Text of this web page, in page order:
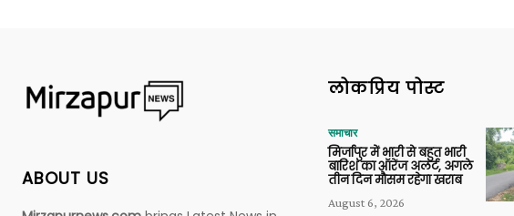
ABOUT US
लोकप्रिय पोस्ट
समाचार
मिर्जापुर में भारी से बहुत भारी
बारिश का ऑरेंज अलर्ट, अगले
तीन दिन मौसम रहेगा खराब
August 6, 2026